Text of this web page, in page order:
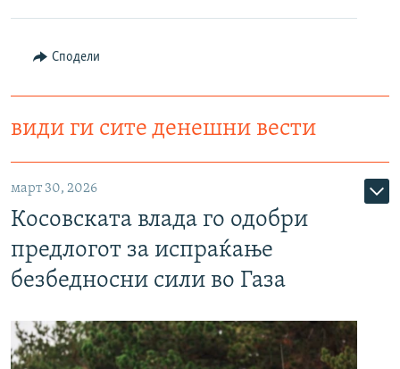
Сподели
види ги сите денешни вести
март 30, 2026
Косовската влада го одобри
предлогот за испраќање
безбедносни сили во Газа